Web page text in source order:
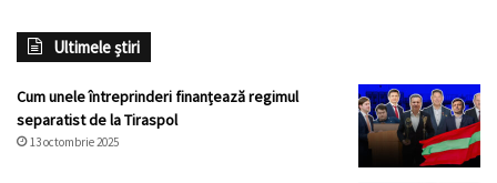
Ultimele știri
Cum unele întreprinderi finanțează regimul
separatist de la Tiraspol
13 octombrie 2025